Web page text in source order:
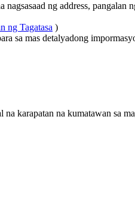
ng address, pangalan
ng Tagatasa )
sa mas detalyadong
karapatan na kumatawan sa